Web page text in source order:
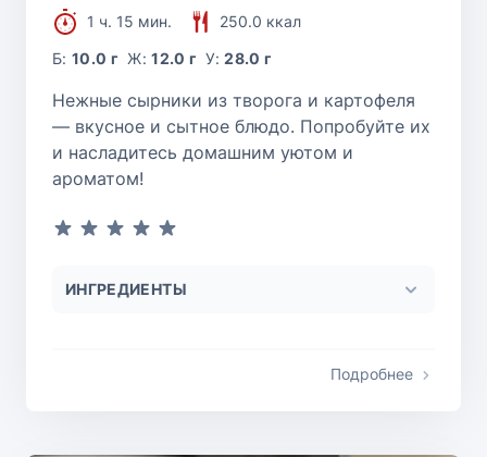
1 ч. 15 мин.
250.0 ккал
Б:10.0 г Ж:12.0 г У:28.0 г
Нежные сырники из творога и картофеля
— вкусное и сытное блюдо. Попробуйте их
и насладитесь домашним уютом и
ароматом!
ИНГРЕДИЕНТЫ
Подробнее